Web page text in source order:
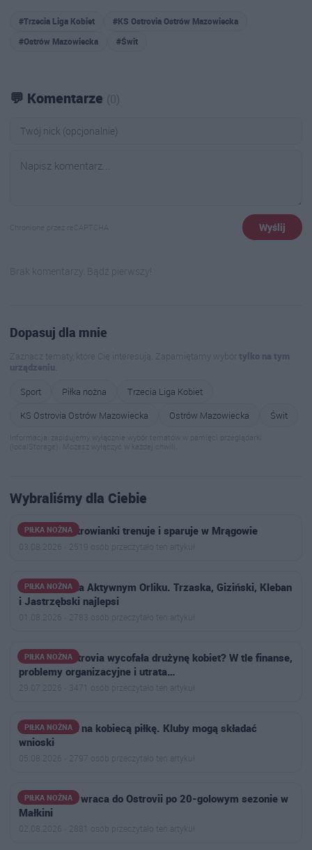
#Trzecia Liga Kobiet
#KS Ostrovia Ostrów Mazowiecka
#Ostrów Mazowiecka
#Świt
💬 Komentarze (0)
Chronione przez reCAPTCHA Wyślij
Brak komentarzy. Bądź pierwszy!
Dopasuj dla mnie
Zaznacz tematy, które Cię interesują. Zapamiętamy wybórtylko na tym
urządzeniu.
Sport
Piłka nożna
Trzecia Liga Kobiet
KS Ostrovia Ostrów Mazowiecka
Ostrów Mazowiecka Świt
Informacja: zapisujemy wyłącznie wybór tematów w pamięci przeglądarki
(localStorage). Możesz wyłączyć w każdej chwili.
Wybraliśmy dla Ciebie
PIŁKA NOŻNA
Młodzież Ostrowianki trenuje i sparuje w Mrągowie
03.08.2026 · 2519 osób przeczytało ten artykuł
PIŁKA NOŻNA
Siatkonoga na Aktywnym Orliku. Trzaska, Giziński, Kleban
i Jastrzębski najlepsi
01.08.2026 · 2783 osób przeczytało ten artykuł
PIŁKA NOŻNA
Dlaczego Ostrovia wycofała drużynę kobiet? W tle finanse,
problemy organizacyjne i utrata…
29.07.2026 · 3471 osób przeczytało ten artykuł
PIŁKA NOŻNA
Do 70 tys. zł na kobiecą piłkę. Kluby mogą składać
wnioski
05.08.2026 · 2797 osób przeczytało ten artykuł
PIŁKA NOŻNA
Antoni Polak wraca do Ostrovii po 20-golowym sezonie w
Małkini
02.08.2026 · 2881 osób przeczytało ten artykuł